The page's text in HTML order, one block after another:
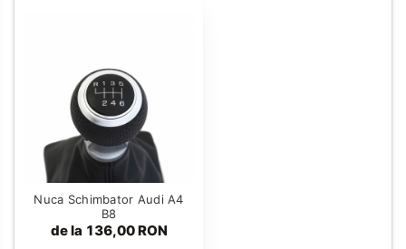
Nuca Schimbator Audi A4
B8
de la 136,00 RON